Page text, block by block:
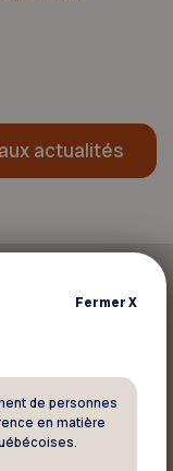
actualités
FermerX
de personnes
en matière